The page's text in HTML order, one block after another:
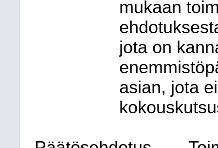
mukaan
jota on
asian, jota